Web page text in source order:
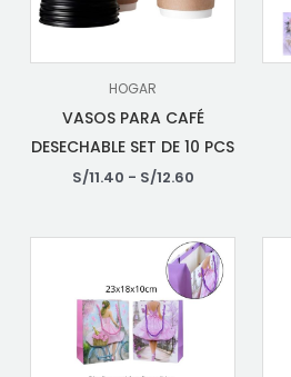
HOGAR
VASOS PARA CAFÉ
DESECHABLE SET DE 10 PCS
S/11.40 - S/12.60